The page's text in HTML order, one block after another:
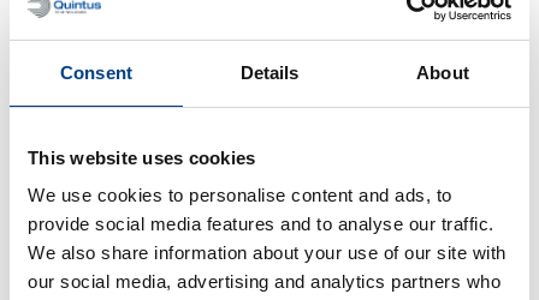
Consent Details About
This website uses cookies
We use cookies to personalise content and ads, to
provide social media features and to analyse our traffic.
We also share information about your use of our site with
our social media, advertising and analytics partners who
优化钣金成型 – 喷气发动机排气管道